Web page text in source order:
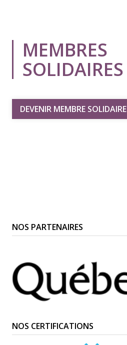
MEMBRES
SOLIDAIRES
DEVENIR MEMBRE SOLIDAIRE
NOS PARTENAIRES
NOS CERTIFICATIONS